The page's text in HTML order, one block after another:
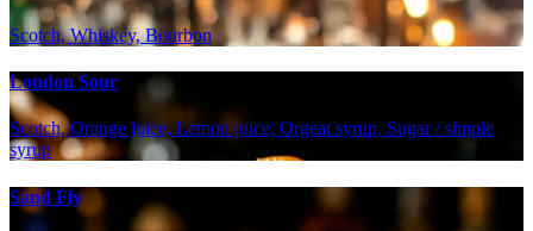
Scotch, Whiskey, Bourbon
London Sour
Scotch, Orange juice, Lemon juice, Orgeat syrup, Sugar / simple
syrup
Sand Fly